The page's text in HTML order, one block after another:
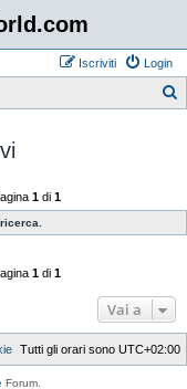
Login
Iscriviti
1di 1
1di 1
Vai a
Tutti gli orari sono UTC+02:00
Forum.